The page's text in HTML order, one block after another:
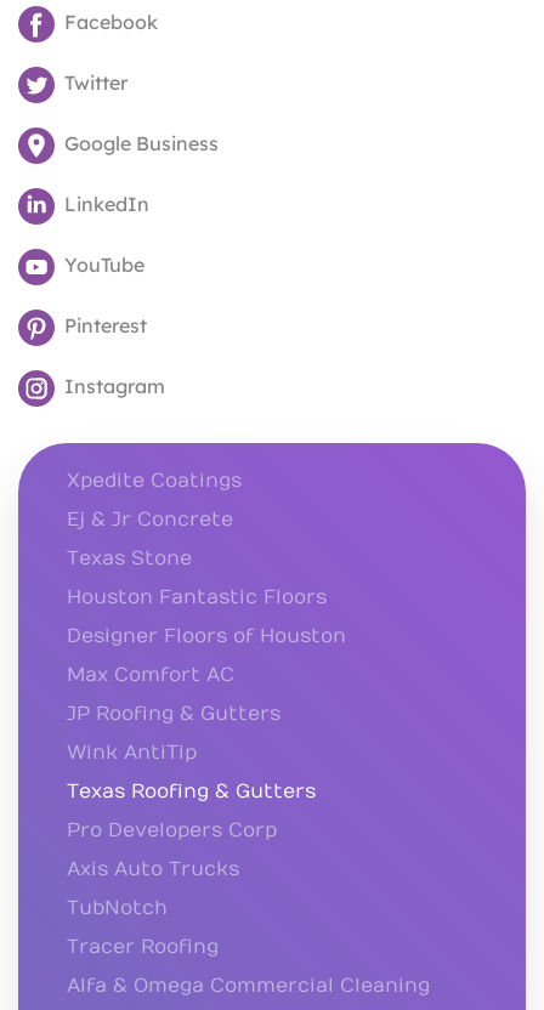
Facebook
Twitter
Google Business
LinkedIn
YouTube
Pinterest
Instagram
Xpedite Coatings
Ej & Jr Concrete
Texas Stone
Houston Fantastic Floors
Designer Floors of Houston
Max Comfort AC
JP Roofing & Gutters
Wink AntiTip
Texas Roofing & Gutters
Pro Developers Corp
Axis Auto Trucks
TubNotch
Tracer Roofing
Alfa & Omega Commercial Cleaning